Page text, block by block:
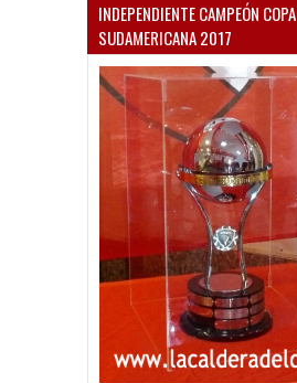
INDEPENDIENTE CAMPEÓN COPA
SUDAMERICANA 2017